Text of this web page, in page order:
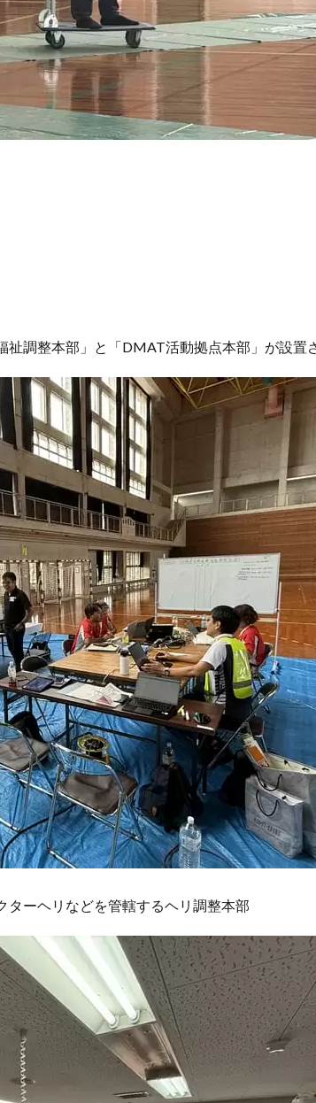
祉調整本部」と「DMAT活動拠点本部」が設置
ーヘリなどを管轄するヘリ調整本部